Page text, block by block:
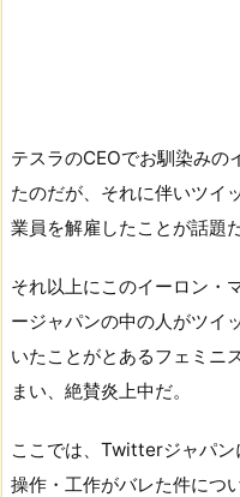
テスラのCEOでお馴染み
たのだが、それに伴いツイ
業員を解雇したことが話題だ
それ以上にこのイーロン・
ージャパンの中の人がツイ
いたことがとあるフェミニ
まい、絶賛炎上中だ。
ここでは、Twitterジャパ
操作・工作がバレた件につ